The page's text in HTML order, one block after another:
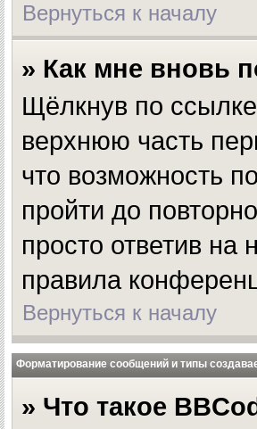
Вернуться к началу
» Как мне вновь
Щёлкнув по
верхнюю часть
что возможность
пройти до
просто ответив
правила
Вернуться к началу
Форматирование сообщений и типы
» Что такое